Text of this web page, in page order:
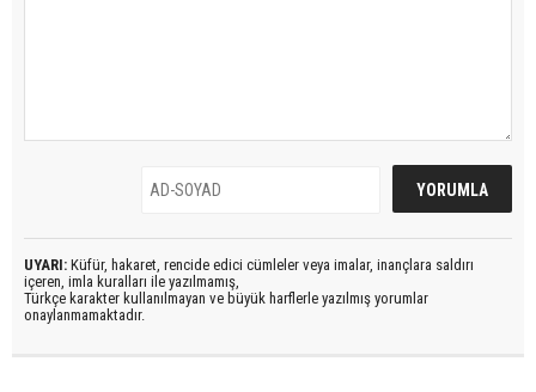
UYARI: Küfür, hakaret, rencide edici cümleler veya imalar, inançlara saldırı
içeren, imla kuralları ile yazılmamış,
Türkçe karakter kullanılmayan ve büyük harflerle yazılmış yorumlar
onaylanmamaktadır.